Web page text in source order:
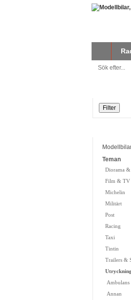
Teman
Diorama
Film & TV
Michelin
Militärt
Post
Racing
Taxi
Tintin
Trailers &
Ambulans
Annan